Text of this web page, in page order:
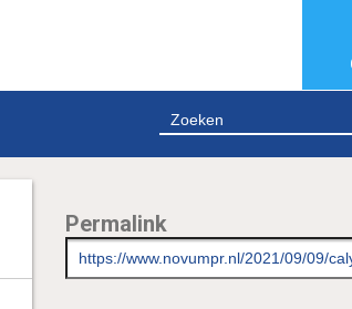
Permalink